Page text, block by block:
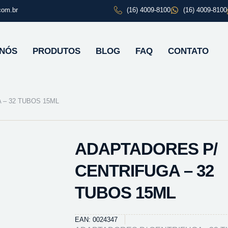
(16) 4009-8100 (16) 4009-8100
PRODUTOS BLOG FAQ CONTATO
32 TUBOS 15ML
ADAPTADORES P/
CENTRIFUGA – 32
TUBOS 15ML
EAN: 0024347